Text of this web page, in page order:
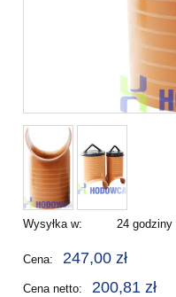
Wysyłka w: 24 godziny
Cena: 247,00 zł
Cena netto: 200,81 zł